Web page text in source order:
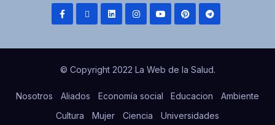
© Copyright 2022 La Web de la Salud.
Nosotros Aliados Economía social Educacion
Ambiente
Cultura
Mujer Ciencia Universidades